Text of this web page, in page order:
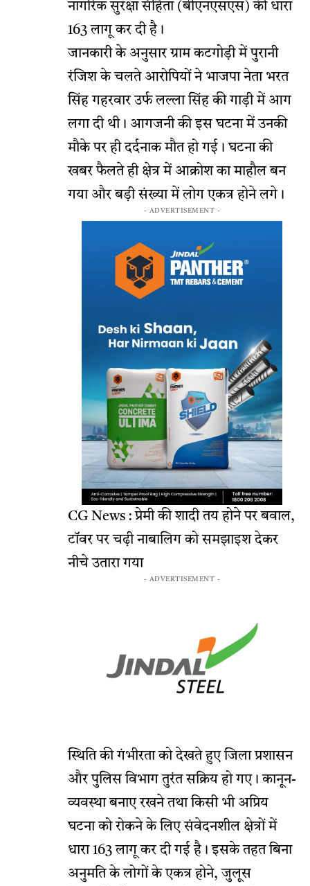
नागरिक सुरक्षा संहिता (बीएनएसएस) की धारा
163 लागू कर दी है।
जानकारी के अनुसार ग्राम कटगोड़ी में पुरानी
रंजिश के चलते आरोपियों ने भाजपा नेता भरत
सिंह गहरवार उर्फ लल्ला सिंह की गाड़ी में आग
लगा दी थी। आगजनी की इस घटना में उनकी
मौके पर ही दर्दनाक मौत हो गई। घटना की
खबर फैलते ही क्षेत्र में आक्रोश का माहौल बन
गया और बड़ी संख्या में लोग एकत्र होने लगे।
- ADVERTISEMENT -
CG News : प्रेमी की शादी तय होने पर बवाल,
टॉवर पर चढ़ी नाबालिग को समझाइश देकर
नीचे उतारा गया
- ADVERTISEMENT -
स्थिति की गंभीरता को देखते हुए जिला प्रशासन
और पुलिस विभाग तुरंत सक्रिय हो गए। कानून-
व्यवस्था बनाए रखने तथा किसी भी अप्रिय
घटना को रोकने के लिए संवेदनशील क्षेत्रों में
धारा 163 लागू कर दी गई है। इसके तहत बिना
अनुमति के लोगों के एकत्र होने, जुलूस